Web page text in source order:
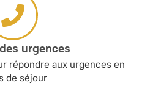
urgences
répondre aux urgences en
de séjour